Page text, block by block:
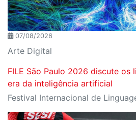
07/08/2026
Arte Digital
FILE São Paulo 2026 discute os
era da inteligência artificial